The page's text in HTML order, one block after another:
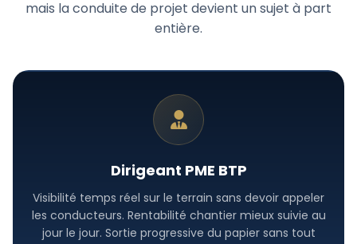
mais la conduite de projet devient un sujet à part
entière.
Dirigeant PME BTP
Visibilité temps réel sur le terrain sans devoir appeler
les conducteurs. Rentabilité chantier mieux suivie au
jour le jour. Sortie progressive du papier sans tout